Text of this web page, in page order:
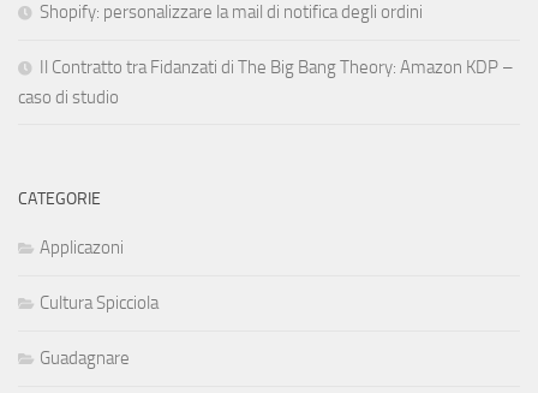
Shopify: personalizzare la mail di notifica degli ordini
Il Contratto tra Fidanzati di The Big Bang Theory: Amazon KDP –
caso di studio
CATEGORIE
Applicazoni
Cultura Spicciola
Guadagnare